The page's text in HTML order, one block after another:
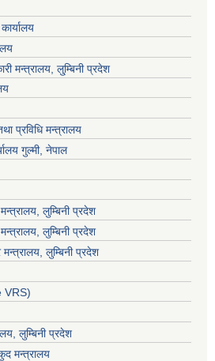
मन्त्रालय, लु्म्बिनी प्रदेश
प्रविधि मन्त्रालय
गुल्मी, नेपाल
लुम्बिनी प्रदेश
लुम्बिनी प्रदेश
लुम्बिनी प्रदेश
VRS)
लुम्बिनी प्रदेश
मन्‍‍त्रालय